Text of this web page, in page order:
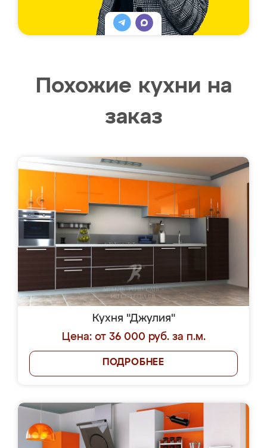
Похожие кухни на
заказ
Кухня "Джулия"
Цена: от 36 000 руб. за п.м.
ПОДРОБНЕЕ